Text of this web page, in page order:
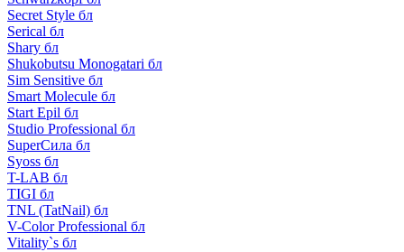
Secret Style бл
Serical бл
Shary бл
Shukobutsu Monogatari бл
Sim Sensitive бл
Smart Molecule бл
Start Epil бл
Studio Professional бл
SuperСила бл
Syoss бл
T-LAB бл
TIGI бл
TNL (TatNail) бл
V-Color Professional бл
Vitality`s бл